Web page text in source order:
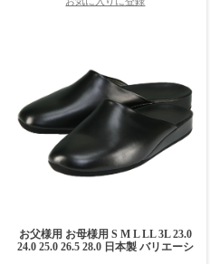
お父様用 お母様用 S M L LL 3L 23.0
24.0 25.0 26.5 28.0 日本製 バリエーシ